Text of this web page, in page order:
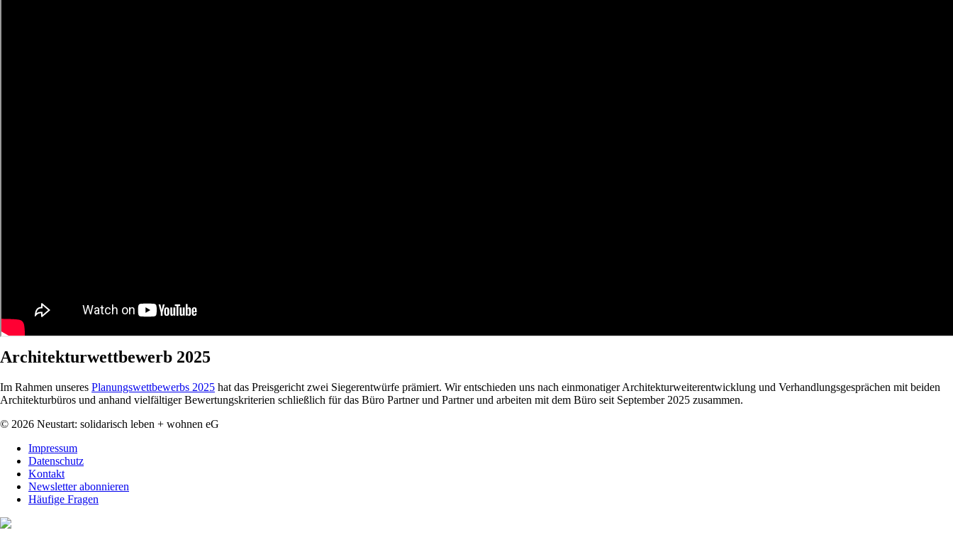
Architekturwettbewerb 2025
Im Rahmen unseres Planungswettbewerbs 2025 hat das Preisgericht zwei Siegerentwürfe prämiert. Wir entschieden uns nach einmonatiger Architekturweiterentwicklung und Verhandlungsgesprächen mit beiden
Architekturbüros und anhand vielfältiger Bewertungskriterien schließlich für das Büro Partner und Partner und arbeiten mit dem Büro seit September 2025 zusammen.
© 2026 Neustart: solidarisch leben + wohnen eG
überspringen
Impressum
Datenschutz
Kontakt
Newsletter abonnieren
Häufige Fragen